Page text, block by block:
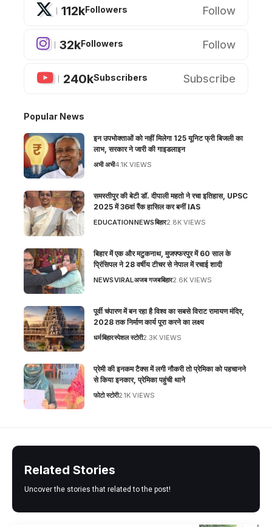
112kFollowers Follow
32kFollowers Follow
240kSubscribers Subscribe
Popular News
इन उपभोक्ताओं को नहीं मिलेगा 125 यूनिट फ्री बिजली का
लाभ, सरकार ने जारी की गाइडलाइन
अभी अभी4.1K VIEWS
समस्तीपुर की बेटी डॉ. दीपाली महतो ने रचा इतिहास, UPSC
2025 में 36वां रैंक हासिल कर बनीं IAS
EDUCATIONNEWSबिहार2.8K VIEWS
बिहार में एक और मटुकनाथ, मुजफ्फरपुर में 60 साल के
प्रिंसिपल ने 28 वर्षीय टीचर से नेपाल में रचाई शादी
NEWSVIRALअजब गजबबिहार2.6K VIEWS
पूर्वी चंपारण में बन रहा है विश्व का सबसे विराट रामायण मंदिर,
2028 तक निर्माण कार्य पूरा करने का लक्ष्य
धर्मबिहारस्पेशल स्टोरी2.3K VIEWS
प्रेमी की इनकम टैक्स में लगी नौकरी तो प्रेमिका को पहचानने
से किया इनकार, प्रेमिका पहुंची थाने
फोटो स्टोरी2.1K VIEWS
Related Stories
Uncover the stories that related to the post!